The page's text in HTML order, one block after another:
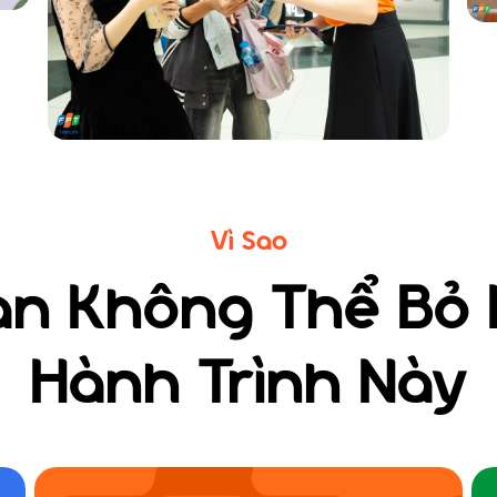
Vì Sao
Không Thể Bỏ
Hành Trình Này